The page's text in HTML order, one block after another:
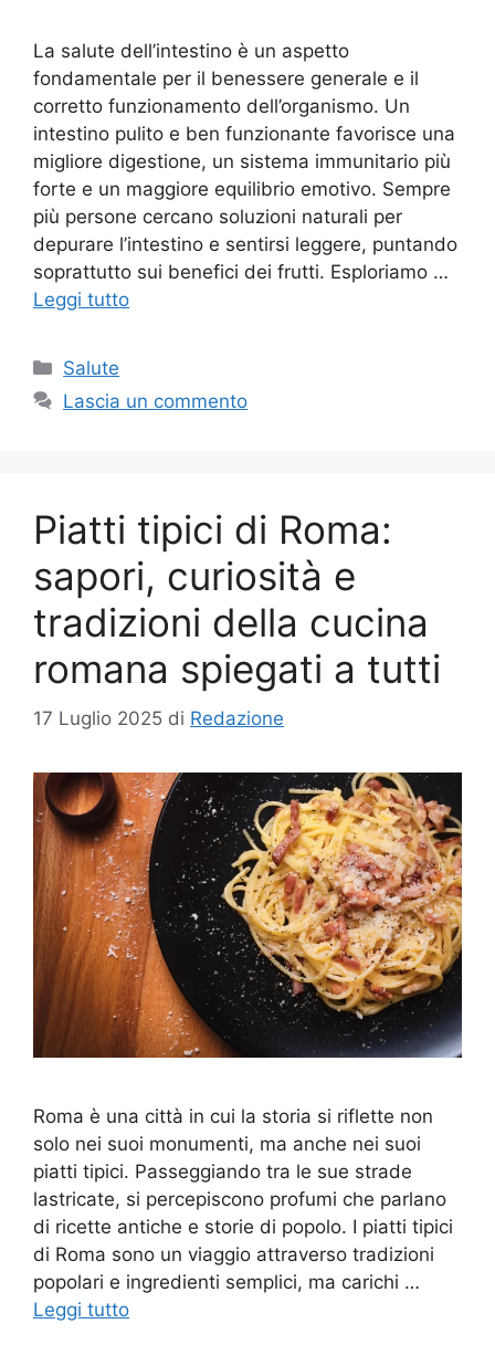
La salute dell’intestino è un aspetto
fondamentale per il benessere generale e il
corretto funzionamento dell’organismo. Un
intestino pulito e ben funzionante favorisce una
migliore digestione, un sistema immunitario più
forte e un maggiore equilibrio emotivo. Sempre
più persone cercano soluzioni naturali per
depurare l’intestino e sentirsi leggere, puntando
soprattutto sui benefici dei frutti. Esploriamo …
Leggi tutto
Categorie
Salute
Lascia un commento
Piatti tipici di Roma:
sapori, curiosità e
tradizioni della cucina
romana spiegati a tutti
17 Luglio 2025 di Redazione
Roma è una città in cui la storia si riflette non
solo nei suoi monumenti, ma anche nei suoi
piatti tipici. Passeggiando tra le sue strade
lastricate, si percepiscono profumi che parlano
di ricette antiche e storie di popolo. I piatti tipici
di Roma sono un viaggio attraverso tradizioni
popolari e ingredienti semplici, ma carichi …
Leggi tutto